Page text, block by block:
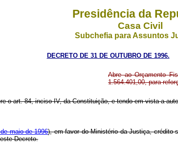
Presidência da
Casa Civil
Subchefia para Assuntos
DECRETO DE 31 DE OUTUBRO DE 1996.
Abre ao Orçamento
1.564.401,00, para
o art. 84, inciso IV, da Constituição, e tendo em vista a
maio de 1996), em favor do Ministério da Justiça, crédito
Decreto.